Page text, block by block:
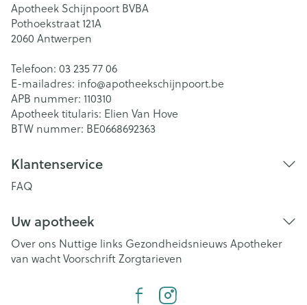
Apotheek Schijnpoort BVBA
Pothoekstraat 121A
2060 Antwerpen
Telefoon: 03 235 77 06
E-mailadres: info@apotheekschijnpoort.be
APB nummer: 110310
Apotheek titularis: Elien Van Hove
BTW nummer: BE0668692363
Klantenservice
FAQ
Uw apotheek
Over ons Nuttige links Gezondheidsnieuws Apotheker
van wachtVoorschriftZorgtarieven